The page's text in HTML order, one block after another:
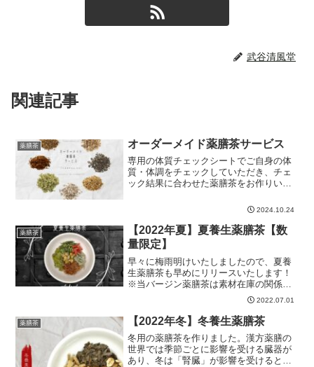
武谷清風堂
関連記事
薬膳茶 オーダーメイド薬膳茶サービス
専用の体質チェックシートでご自身の体
質・体調をチェックしていただき、チェ
ック結果に合わせた薬膳茶をお作りいた
伺いした上で、80～100種類の茶葉や薬膳
ます。※体質チェッ...
2024.10.24
薬膳茶
【2022年夏】夏養生薬膳茶【数
量限定】
早々に梅雨明けいたしましたので、夏養
生薬膳茶も早めにリリースいたします！
※当バージン薬膳茶は素材在庫の関係で
150パック限定販売となります。売り切れ
ましたら別バージョンを販売する予定で
す。予めご了承ください。漢方薬膳の世
界では季節ごとに影響...
2022.07.01
薬膳茶 【2022年冬】冬養生薬膳茶
冬用の薬膳茶を作りました。漢方薬膳の
世界では季節ごとに影響を受ける臓器が
あり、冬は「腎臓」が影響を受けると言